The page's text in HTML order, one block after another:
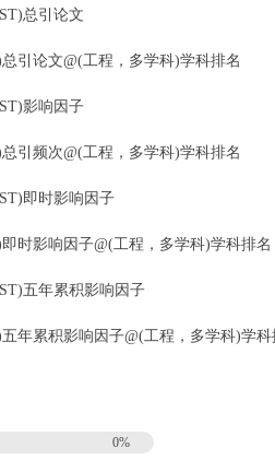
总引论文
引论文@(工程，多学科)学科排名
影响因子
引频次@(工程，多学科)学科排名
即时影响因子
时影响因子@(工程，多学科)学科排名
五年累积影响因子
年累积影响因子@(工程，多学科)学科
0%